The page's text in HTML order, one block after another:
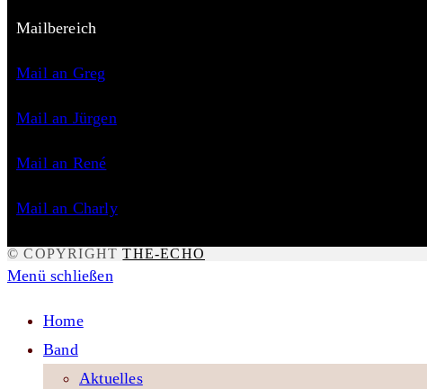
Mailbereich
Mail an Greg
Mail an Jürgen
Mail an René
Mail an Charly
© COPYRIGHTTHE-ECHO
Menü schließen
Home
Band
Aktuelles